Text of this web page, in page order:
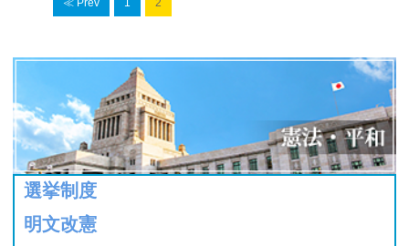
≪ Prev 1 2
選挙制度
明文改憲